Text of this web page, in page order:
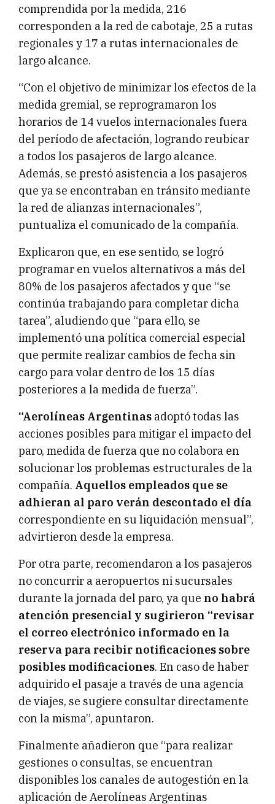
comprendida por la medida, 216
corresponden a la red de cabotaje, 25 a rutas
regionales y 17 a rutas internacionales de
largo alcance.
“Con el objetivo de minimizar los efectos de la
medida gremial, se reprogramaron los
horarios de 14 vuelos internacionales fuera
del período de afectación, logrando reubicar
a todos los pasajeros de largo alcance.
Además, se prestó asistencia a los pasajeros
que ya se encontraban en tránsito mediante
la red de alianzas internacionales”,
puntualiza el comunicado de la compañía.
Explicaron que, en ese sentido, se logró
programar en vuelos alternativos a más del
80% de los pasajeros afectados y que “se
continúa trabajando para completar dicha
tarea”, aludiendo que “para ello, se
implementó una política comercial especial
que permite realizar cambios de fecha sin
cargo para volar dentro de los 15 días
posteriores a la medida de fuerza”.
“Aerolíneas Argentinas adoptó todas las
acciones posibles para mitigar el impacto del
paro, medida de fuerza que no colabora en
solucionar los problemas estructurales de la
compañía. Aquellos empleados que se
adhieran al paro verán descontado el día
correspondiente en su liquidación mensual”,
advirtieron desde la empresa.
Por otra parte, recomendaron a los pasajeros
no concurrir a aeropuertos ni sucursales
durante la jornada del paro, ya que no habrá
atención presencial y sugirieron “revisar
el correo electrónico informado en la
reserva para recibir notificaciones sobre
posibles modificaciones. En caso de haber
adquirido el pasaje a través de una agencia
de viajes, se sugiere consultar directamente
con la misma”, apuntaron.
Finalmente añadieron que “para realizar
gestiones o consultas, se encuentran
disponibles los canales de autogestión en la
aplicación de Aerolíneas Argentinas